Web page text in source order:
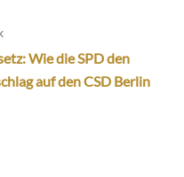
Wie die SPD den
auf den CSD Berlin